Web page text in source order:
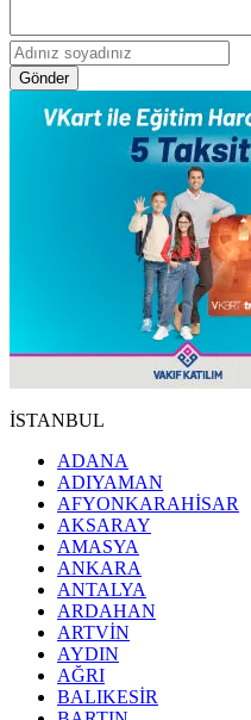
Gönder
İSTANBUL
ADANA
ADIYAMAN
AFYONKARAHİSAR
AKSARAY
AMASYA
ANKARA
ANTALYA
ARDAHAN
ARTVİN
AYDIN
AĞRI
BALIKESİR